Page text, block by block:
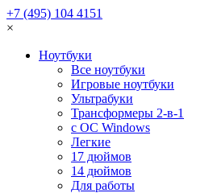
+7 (495) 104 4151
×
Ноутбуки
Все ноутбуки
Игровые ноутбуки
Ультрабуки
Трансформеры 2-в-1
с ОС Windows
Легкие
17 дюймов
14 дюймов
Для работы